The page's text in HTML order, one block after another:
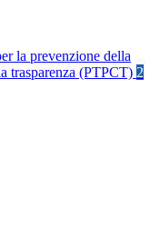
la prevenzione della
trasparenza (PTPCT) 2